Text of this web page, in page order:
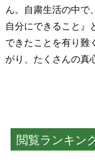
ん。自粛生活の中で
自分にできること』
できたことを有り難
がり、たくさんの真
閲覧ランキン